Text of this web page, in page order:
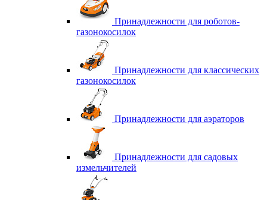
Принадлежности для роботов-
газонокосилок
Принадлежности для классических
газонокосилок
Принадлежности для аэраторов
Принадлежности для садовых
измельчителей